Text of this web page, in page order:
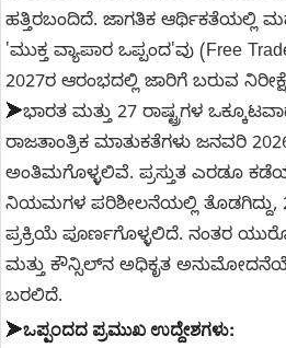
ಹತ್ತಿರಬಂದಿದೆ. ಜಾಗತಿಕ ಆರ್ಥಿಕತೆಯಲ್ಲಿ
'ಮುಕ್ತ ವ್ಯಾಪಾರ ಒಪ್ಪಂದ'ವು (Free
2027ರ ಆರಂಭದಲ್ಲಿ ಜಾರಿಗೆ ಬರುವ
➤ಭಾರತ ಮತ್ತು 27 ರಾಷ್ಟ್ರಗಳ
ರಾಜತಾಂತ್ರಿಕ ಮಾತುಕತೆಗಳು ಜನವರಿ
ಅಂತಿಮಗೊಳ್ಳಲಿವೆ. ಪ್ರಸ್ತುತ ಎರಡೂ
ನಿಯಮಗಳ ಪರಿಶೀಲನೆಯಲ್ಲಿ ತೊಡಗಿದ್ದು,
ಪ್ರಕ್ರಿಯೆ ಪೂರ್ಣಗೊಳ್ಳಲಿದೆ. ನಂತರ
ಮತ್ತು ಕೌನ್ಸಿಲ್‌ನ ಅಧಿಕೃತ
ಬರಲಿದೆ.
➤ಒಪ್ಪಂದದ ಪ್ರಮುಖ ಉದ್ದೇಶಗಳು: